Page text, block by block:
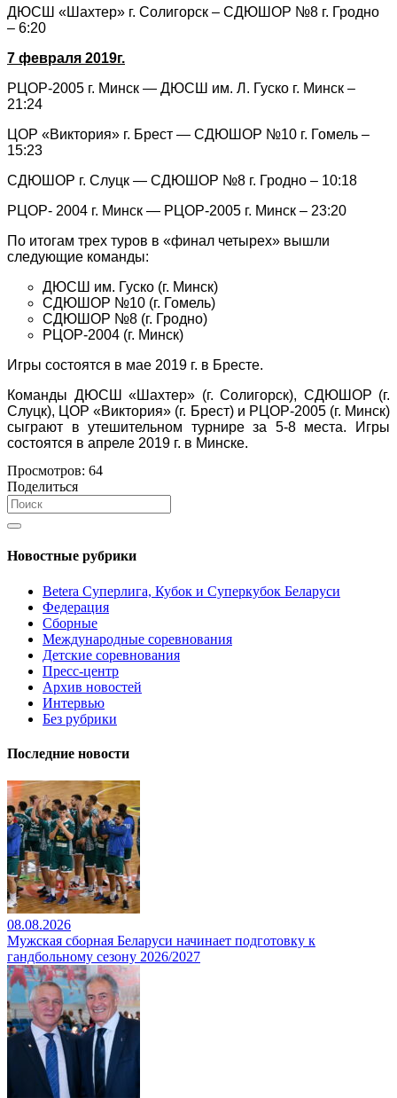
ДЮСШ «Шахтер» г. Солигорск – СДЮШОР №8 г. Гродно
– 6:20
7 февраля 2019г.
РЦОР-2005 г. Минск — ДЮСШ им. Л. Гуско г. Минск –
21:24
ЦОР «Виктория» г. Брест — СДЮШОР №10 г. Гомель –
15:23
СДЮШОР г. Слуцк — СДЮШОР №8 г. Гродно – 10:18
РЦОР- 2004 г. Минск — РЦОР-2005 г. Минск – 23:20
По итогам трех туров в «финал четырех» вышли
следующие команды:
ДЮСШ им. Гуско (г. Минск)
СДЮШОР №10 (г. Гомель)
СДЮШОР №8 (г. Гродно)
РЦОР-2004 (г. Минск)
Игры состоятся в мае 2019 г. в Бресте.
Команды ДЮСШ «Шахтер» (г. Солигорск), СДЮШОР (г.
Слуцк), ЦОР «Виктория» (г. Брест) и РЦОР-2005 (г. Минск)
сыграют в утешительном турнире за 5-8 места. Игры
состоятся в апреле 2019 г. в Минске.
Просмотров: 64
Поделиться
Новостные рубрики
Betera Суперлига, Кубок и Суперкубок Беларуси
Федерация
Сборные
Международные соревнования
Детские соревнования
Пресс-центр
Архив новостей
Интервью
Без рубрики
Последние новости
08.08.2026
Мужская сборная Беларуси начинает подготовку к
гандбольному сезону 2026/2027